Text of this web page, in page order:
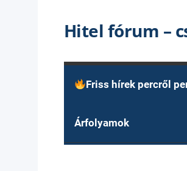
Hitel fórum –
Friss hírek percről
Árfolyamok